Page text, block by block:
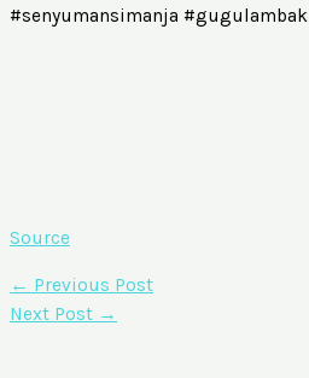
#senyumansimanja #gugulambak
Source
← Previous Post
Next Post →